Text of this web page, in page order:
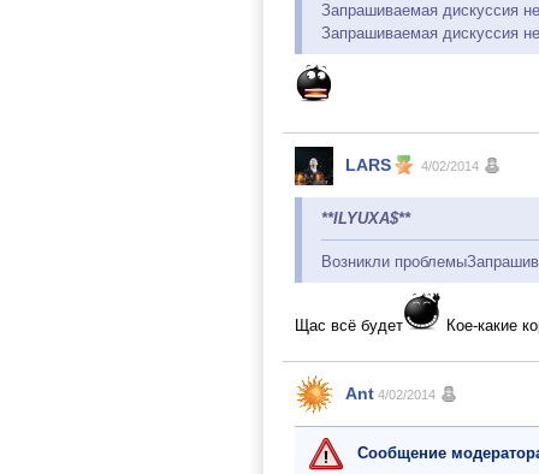
Запрашиваемая дискуссия
Запрашиваемая дискуссия
LARS 4/02/2014
**ILYUXA$**
Возникли
Щас всё будет Кое-какие
Ant 4/02/2014
Сообщение